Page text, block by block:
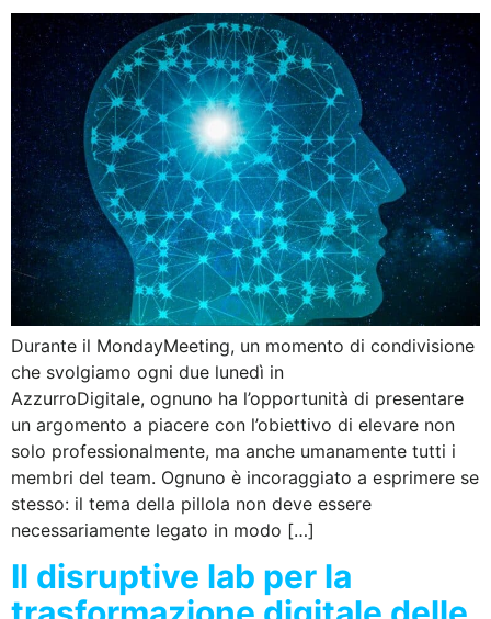
Durante il MondayMeeting, un momento di condivisione
che svolgiamo ogni due lunedì in
AzzurroDigitale, ognuno ha l’opportunità di presentare
un argomento a piacere con l’obiettivo di elevare non
solo professionalmente, ma anche umanamente tutti i
membri del team. Ognuno è incoraggiato a esprimere se
stesso: il tema della pillola non deve essere
necessariamente legato in modo […]
Il disruptive lab per la